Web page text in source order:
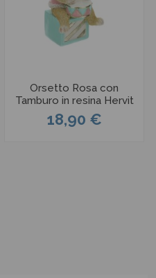
Orsetto Rosa con
Tamburo in resina Hervit
18,90 €